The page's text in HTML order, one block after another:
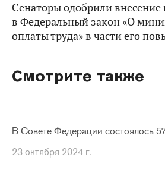
Сенаторы одобрили
в Федеральный закон «О
оплаты труда» в части его
Смотрите также
В Совете Федерации состоялось
23 октября 2024 г.